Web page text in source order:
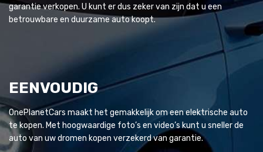
garantie verkopen. U kunt er dus zeker van zijn dat u een
betrouwbare en duurzame auto koopt.
EENVOUDIG
OnePlanetCars maakt het gemakkelijk om een elektrische auto
te kopen. Met hoogwaardige foto’s en video’s kunt u sneller de
auto van uw dromen kopen verzekerd van garantie.